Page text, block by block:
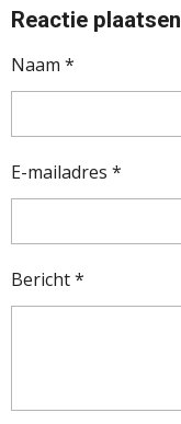
Reactie plaatsen
Naam *
E-mailadres *
Bericht *